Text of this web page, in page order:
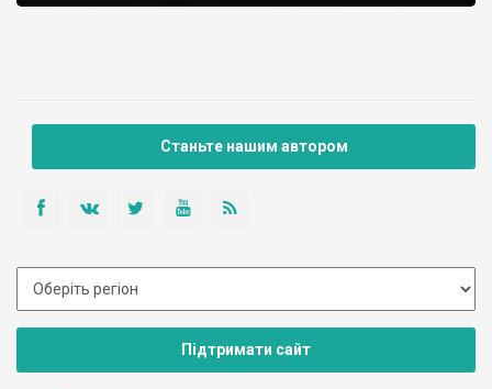
Станьте нашим автором
Підтримати сайт